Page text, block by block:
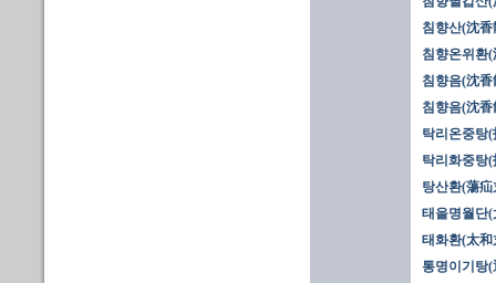
침향산(沈香
침향온위환
침향음(沈
침향음(沈
탁리온중탕
탁리화중탕
탕산환(蕩疝
태을명월단
태화환(太和
통명이기탕